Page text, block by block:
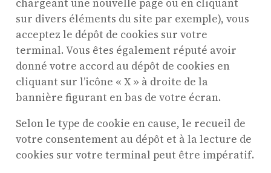
sur divers éléments du site par exemple), vous
acceptez le dépôt de cookies sur votre
terminal. Vous êtes également réputé avoir
donné votre accord au dépôt de cookies en
cliquant sur l’icône « X » à droite de la
bannière figurant en bas de votre écran.
Selon le type de cookie en cause, le recueil de
votre consentement au dépôt et à la lecture de
cookies sur votre terminal peut être impératif.